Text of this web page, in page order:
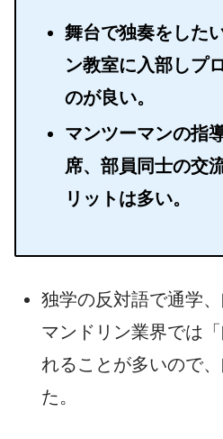
舞台で独奏をした
ン教室に入部しプ
のが良い。
マンツーマンの指
席、部員同士の交
リットは多い。
独学の反対語で通学、
マンドリン業界では
れることが多いので
た。